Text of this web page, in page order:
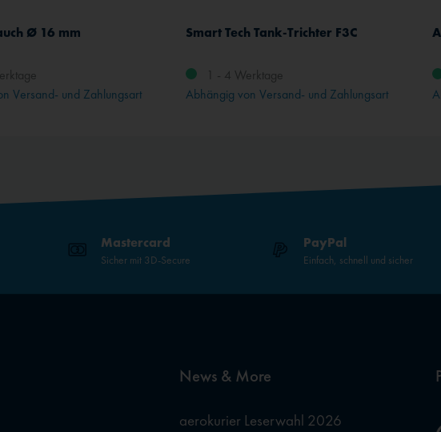
Ø 16 mm
Versand- und Zahlungsart
Smart Tech Tank-Trichter F3C
1 - 4 Werktage
Abhängig von Versand- und Zahlungsart
Mastercard
Sicher mit 3D-Secure
PayPal
Einfach, schnell und sicher
News & More
aerokurier Leserwahl 2026